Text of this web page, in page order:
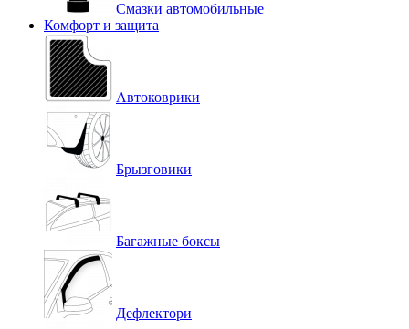
Смазки автомобильные
Комфорт и защита
Автоковрики
Брызговики
Багажные боксы
Дефлектори